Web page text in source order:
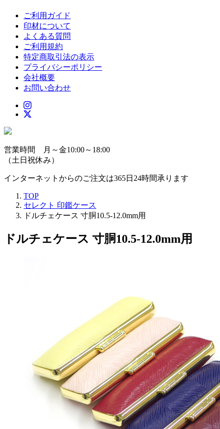
ご利用ガイド
印材について
よくある質問
ご利用規約
特定商取引法の表示
プライバシーポリシー
会社概要
お問い合わせ
営業時間 月～金10:00～18:00
（土日祝休み）
インターネットからのご注文は365日24時間承ります
TOP
セレクト 印鑑ケース
ドルチェケース 寸胴10.5-12.0mm用
ドルチェケース 寸胴10.5-12.0mm用